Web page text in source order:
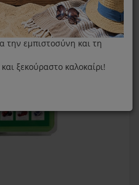
την εμπιστοσύνη και τη
ξεκούραστο καλοκαίρι!